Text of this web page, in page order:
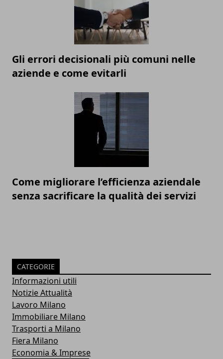
Gli errori decisionali più comuni nelle
aziende e come evitarli
Come migliorare l’efficienza aziendale
senza sacrificare la qualità dei servizi
CATEGORIE
Informazioni utili
Notizie Attualità
Lavoro Milano
Immobiliare Milano
Trasporti a Milano
Fiera Milano
Economia & Imprese